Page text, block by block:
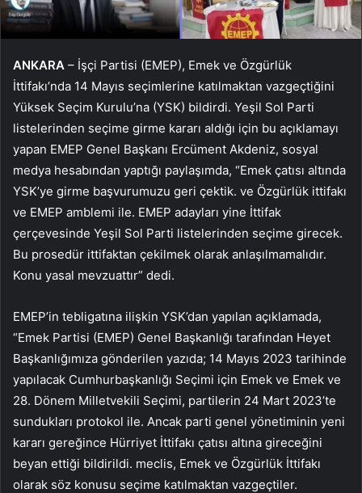
ANKARA – İşçi Partisi (EMEP), Emek ve Özgürlük
İttifakı’nda 14 Mayıs seçimlerine katılmaktan vazgeçtiğini
Yüksek Seçim Kurulu’na (YSK) bildirdi. Yeşil Sol Parti
listelerinden seçime girme kararı aldığı için bu açıklamayı
yapan EMEP Genel Başkanı Ercüment Akdeniz, sosyal
medya hesabından yaptığı paylaşımda, “Emek çatısı altında
YSK’ye girme başvurumuzu geri çektik. ve Özgürlük ittifakı
ve EMEP amblemi ile. EMEP adayları yine İttifak
çerçevesinde Yeşil Sol Parti listelerinden seçime girecek.
Bu prosedür ittifaktan çekilmek olarak anlaşılmamalıdır.
Konu yasal mevzuattır” dedi.
EMEP’in tebligatına ilişkin YSK’dan yapılan açıklamada,
“Emek Partisi (EMEP) Genel Başkanlığı tarafından Heyet
Başkanlığımıza gönderilen yazıda; 14 Mayıs 2023 tarihinde
yapılacak Cumhurbaşkanlığı Seçimi için Emek ve Emek ve
28. Dönem Milletvekili Seçimi, partilerin 24 Mart 2023’te
sundukları protokol ile. Ancak parti genel yönetiminin yeni
kararı gereğince Hürriyet İttifakı çatısı altına gireceğini
beyan ettiği bildirildi. meclis, Emek ve Özgürlük İttifakı
olarak söz konusu seçime katılmaktan vazgeçtiler.